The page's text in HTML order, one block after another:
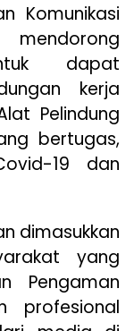
Komunikasi
dapat
kerja
Pelindung
bertugas,
19 dan
dimasukkan
yang
Pengaman
profesional